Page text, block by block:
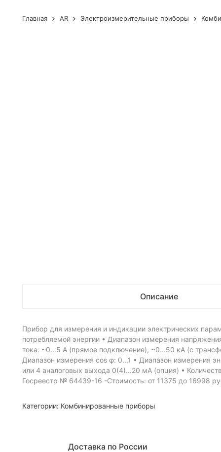
Главная AR Электроизмерительные приборы
Описание
Прибор для измерения и индикации электрических
потребляемой энергии • Диапазон измерения
тока: ~0...5 А (прямое подключение), ~0...50 кА (с
Диапазон измерения cos φ: 0...1 • Диапазон измерения
или 4 аналоговых выхода 0(4)...20 мА (опция) •
Госреестр № 64439-16 -Стоимость: от 11375 до 16998
Категории: Комбинированные приборы
Доставка по России